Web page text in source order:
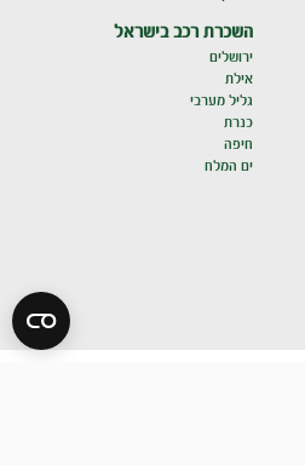
השכרת רכב בישראל
ירושלים
אילת
גליל מערבי
כנרת
חיפה
ים המלח